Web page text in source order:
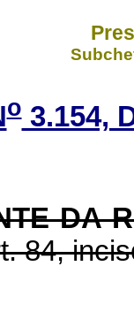
o3.154,
DA
84,